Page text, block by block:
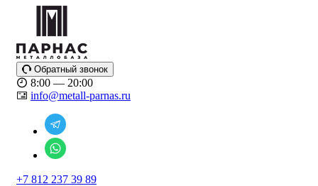
Обратный звонок
8:00 — 20:00
info@metall-parnas.ru
+7 812 237 39 89